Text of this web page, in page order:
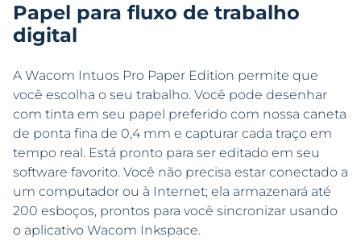
Papel para fluxo de trabalho
digital
A Wacom Intuos Pro Paper Edition permite que
você escolha o seu trabalho. Você pode desenhar
com tinta em seu papel preferido com nossa caneta
de ponta fina de 0,4 mm e capturar cada traço em
tempo real. Está pronto para ser editado em seu
software favorito. Você não precisa estar conectado a
um computador ou à Internet; ela armazenará até
200 esboços, prontos para você sincronizar usando
o aplicativo Wacom Inkspace.